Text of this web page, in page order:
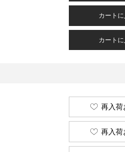
カート
カート
再入荷
再入荷